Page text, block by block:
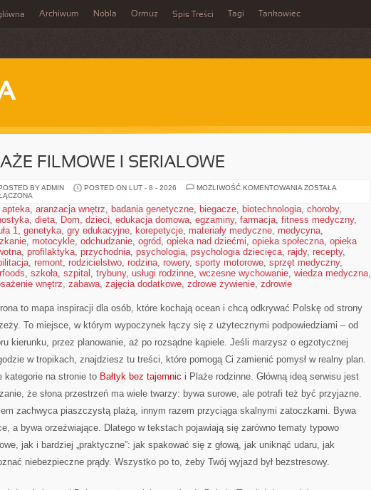
Archiwum Nobla Ormuz Spis Treści Tagi Tankowiec
FILMOWE I SERIALOWE
BY ADMIN POSTED ON LUT - 8 - 2026 MOŻLIWOŚĆ KOMENTOWANIA PLAŻE
SERIALOWE
ZOSTAŁA
apteka, aranżacja wnętrz, badania genetyczne, biegacze, biotechnologia, choroby,
, dieta, Dom, dzieci, edukacja domowa, egzaminy, farmacja, fitness medyczny,
1, genetyka, gry edukacyjne, korepetycje, materiały medyczne, medycyna,
, motocykle, odchudzanie, ogród, opieka nad dziećmi, opieka społeczna, opieka
, profilaktyka, przychodnia, psychologia, psychologia dziecięca, rajdy, recepty,
, remont, rodzicielstwo, rodzina, rowery, sporty motorowe, sprzęt medyczny,
, szkoła, szpital , trybuny, usługi rodzinne, wczesne wychowanie, wiedza medyczna,
wnętrz, zabawa, zajęcia dodatkowe, zdrowe żywienie, zdrowie
to mapa inspiracji dla osób, które kochają ocean i chcą odkrywać Polskę od strony
To miejsce, w którym wypoczynek łączy się z użytecznymi podpowiedziami – od
kierunku, przez planowanie, aż po rozsądne kąpiele. Jeśli marzysz o egzotycznej
w tropikach, znajdziesz tu treści, które pomogą Ci zamienić pomysł w realny plan.
kategorie na stronie to Bałtyk bez tajemnic i Plaże rodzinne. Główną ideą serwisu jest
że słona przestrzeń ma wiele twarzy: bywa surowe, ale potrafi też być przyjazne.
zachwyca piaszczystą plażą, innym razem przyciąga skalnymi zatoczkami. Bywa
a bywa orzeźwiające. Dlatego w tekstach pojawiają się zarówno tematy typowo
jak i bardziej „praktyczne”: jak spakować się z głową, jak uniknąć udaru, jak
niebezpieczne prądy. Wszystko po to, żeby Twój wyjazd był bezstresowy.